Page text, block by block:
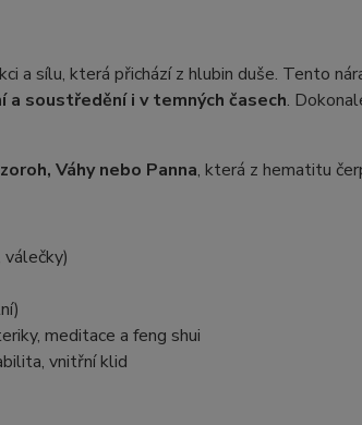
a sílu, která přichází z hlubin duše. Tento
soustředění i v temných časech.
Váhy nebo Panna, která z hematitu
meditace a feng shui
vnitřní klid